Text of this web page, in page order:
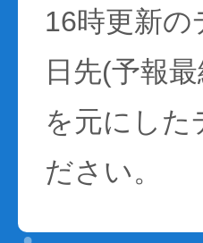
16時更新
日先(予報
を元にし
ださい。